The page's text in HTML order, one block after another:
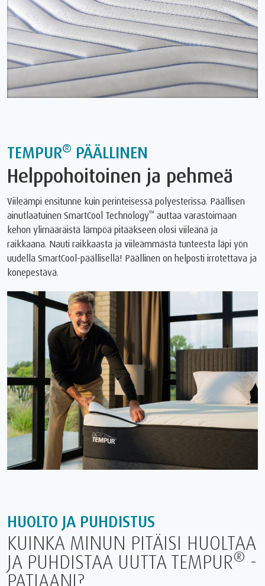
TEMPUR® PÄÄLLINEN
Helppohoitoinen ja pehmeä
Viileämpi ensitunne kuin perinteisessä polyesterissa. Päällisen
ainutlaatuinen SmartCool Technology™ auttaa varastoimaan
kehon ylimääräistä lämpöä pitääkseen olosi viileänä ja
raikkaana. Nauti raikkaasta ja viileämmästä tunteesta läpi yön
uudella SmartCool-päällisellä! Päällinen on helposti irrotettava ja
konepestävä.
HUOLTO JA PUHDISTUS
KUINKA MINUN PITÄISI HUOLTAA
JA PUHDISTAA UUTTA TEMPUR® ️ -
PATJAANI?